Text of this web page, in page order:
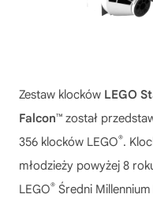
Zestaw klocków LEGO
Falcon™ został
356 klocków LEGO®.
młodzieży powyżej 8
LEGO® Średni